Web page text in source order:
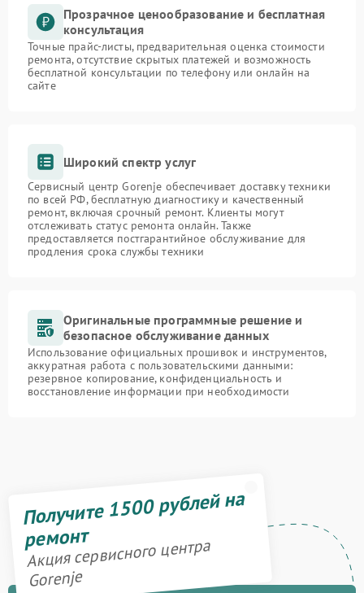
Прозрачное ценообразование и бесплатная
консультация
Точные прайс-листы, предварительная оценка стоимости
ремонта, отсутствие скрытых платежей и возможность
бесплатной консультации по телефону или онлайн на
сайте
Широкий спектр услуг
Сервисный центр Gorenje обеспечивает доставку техники
по всей РФ, бесплатную диагностику и качественный
ремонт, включая срочный ремонт. Клиенты могут
отслеживать статус ремонта онлайн. Также
предоставляется постгарантийное обслуживание для
продления срока службы техники
Оригинальные программные решение и
безопасное обслуживание данных
Использование официальных прошивок и инструментов,
аккуратная работа с пользовательскими данными:
резервное копирование, конфиденциальность и
восстановление информации при необходимости
Получите 1500 рублей на
ремонт
Акция сервисного центра
Gorenje